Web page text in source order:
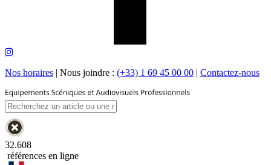
Nos horaires | Nous joindre : (+33) 1 69 45 00 00 | Contactez-nous
32.608
références en ligne